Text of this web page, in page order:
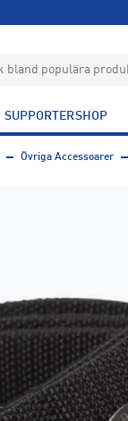
SUPPORTERSHOP
Övriga Accessoarer